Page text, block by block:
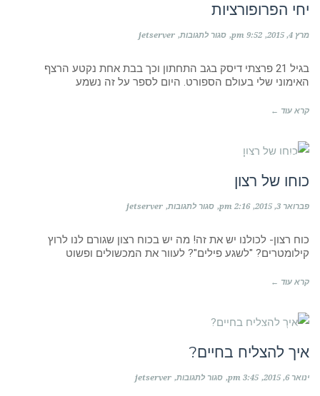
יחי הפרופורציות
מרץ 4, 2015 9:52 pm סגור לתגובותעלjetserver
בגיל 21 פרצתי דיסק בגב התחתון וכך בבת אחת נקטע הרצף
האימוני שלי בעולם הספורט. היום לספר על זה נשמע
קרא עוד ←
כל מה שצריך לדעת...
כוחו של רצון
פברואר 3, 2015 2:16 pm סגור לתגובותעל
רצון
jetserver
כוח רצון- לכולנו יש את זה! מה יש בכוח רצון שגורם לנו לרוץ
קילומטרים? "לשגע פילים"? לעוור את המכשולים ופשוט
קרא עוד ←
הגשמה עצמית
איך להצליח בחיים?
ינואר 6, 2015 3:45 pm סגור לתגובותעלjetserver